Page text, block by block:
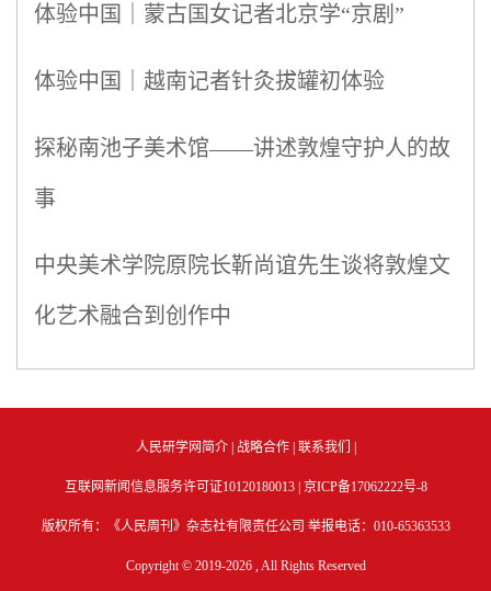
体验中国｜蒙古国女记者北京学“京剧”
体验中国｜越南记者针灸拔罐初体验
探秘南池子美术馆——讲述敦煌守护人的故
事
中央美术学院原院长靳尚谊先生谈将敦煌文
化艺术融合到创作中
人民研学网简介| 战略合作| 联系我们
互联网新闻信息服务许可证10120180013 | 京ICP备17062222号-8
版权所有：《人民周刊》杂志社有限责任公司 举报电话：010-65363533
Copyright © 2019-2026 , All Rights Reserved